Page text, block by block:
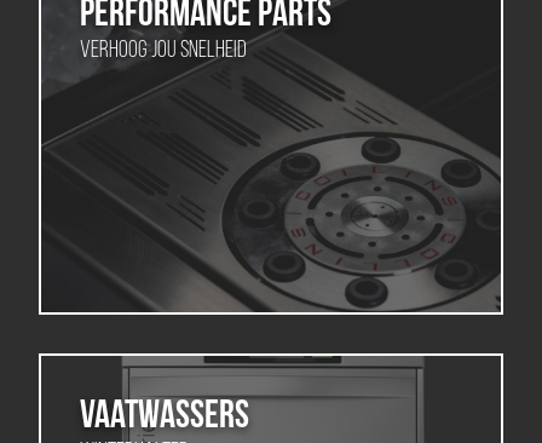
Performance Parts
Verhoog jou snelheid
Vaatwassers